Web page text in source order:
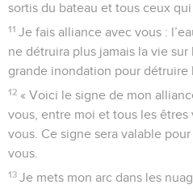
sortis du bateau et tous ceux
11 Je fais alliance avec vous :
ne détruira plus jamais la vie sur
grande inondation pour détruire
12 « Voici le signe de mon
vous, entre moi et tous les
vous. Ce signe sera valable
vous.
13 Je mets mon arc dans les